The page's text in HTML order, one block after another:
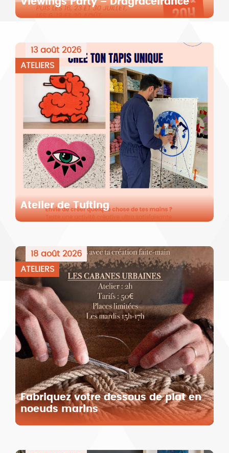
Atelier de Tufting
13 août 2026
ATELIERS
Fabriquez votre dessous de plat en
noeuds marins
18 août 2026
ATELIERS